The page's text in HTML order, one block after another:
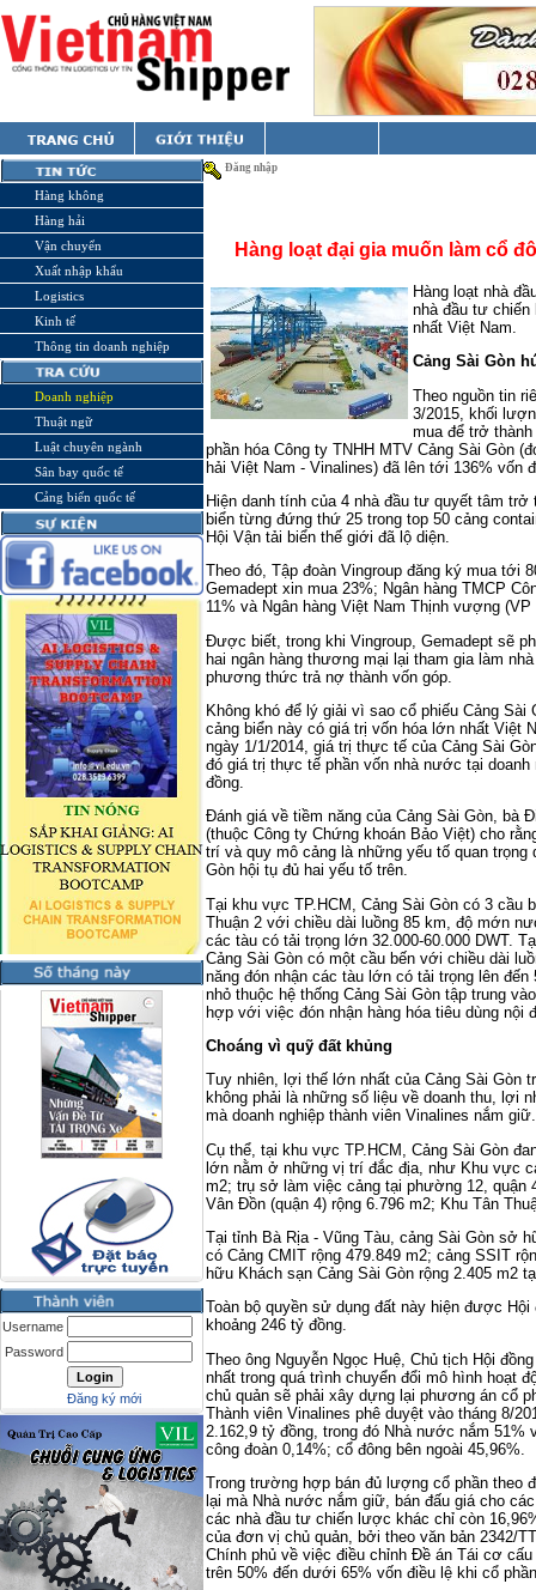
Hàng không
Hàng hải
Vận chuyển
Xuất nhập khẩu
Logistics
Kinh tế
Thông tin doanh nghiệp
Doanh nghiệp
Thuật ngữ
Luật chuyên ngành
Sân bay quốc tế
Cảng biển quốc tế
Username
Password
Đăng ký mới
Đăng nhập
Hàng loạt đại gia muốn làm cổ
Hàng loạt nhà
nhà đầu tư
nhất Việt Nam.
Cảng Sài Gòn
Theo nguồn tin
3/2015, khối
mua để trở
phần hóa Công ty TNHH MTV Cảng Sài Gòn
hải Việt Nam - Vinalines) đã lên tới 136% vốn
Hiện danh tính của 4 nhà đầu tư quyết tâm
biển từng đứng thứ 25 trong top 50 cảng
Hội Vận tải biển thế giới đã lộ diện.
Theo đó, Tập đoàn Vingroup đăng ký mua tới
Gemadept xin mua 23%; Ngân hàng TMCP
11% và Ngân hàng Việt Nam Thịnh vượng
Được biết, trong khi Vingroup, Gemadept sẽ
hai ngân hàng thương mại lại tham gia làm
phương thức trả nợ thành vốn góp.
Không khó để lý giải vì sao cổ phiếu Cảng
cảng biển này có giá trị vốn hóa lớn nhất Việt
ngày 1/1/2014, giá trị thực tế của Cảng Sài
đó giá trị thực tế phần vốn nhà nước tại doanh
đồng.
Đánh giá về tiềm năng của Cảng Sài Gòn, bà
(thuộc Công ty Chứng khoán Bảo Việt) cho
trí và quy mô cảng là những yếu tố quan trọng
Gòn hội tụ đủ hai yếu tố trên.
Tại khu vực TP.HCM, Cảng Sài Gòn có 3 cầu
Thuận 2 với chiều dài luồng 85 km, độ mớn
các tàu có tải trọng lớn 32.000-60.000 DWT.
Cảng Sài Gòn có một cầu bến với chiều dài
năng đón nhận các tàu lớn có tải trọng lên
nhỏ thuộc hệ thống Cảng Sài Gòn tập trung
hợp với việc đón nhận hàng hóa tiêu dùng nội
Choáng vì quỹ đất khủng
Tuy nhiên, lợi thế lớn nhất của Cảng Sài Gòn
không phải là những số liệu về doanh thu, lợi
mà doanh nghiệp thành viên Vinalines nắm giữ.
Cụ thể, tại khu vực TP.HCM, Cảng Sài Gòn
lớn nằm ở những vị trí đắc địa, như Khu vực
m2; trụ sở làm việc cảng tại phường 12, quận
Vân Đồn (quận 4) rộng 6.796 m2; Khu Tân
Tại tỉnh Bà Rịa - Vũng Tàu, cảng Sài Gòn sở
có Cảng CMIT rộng 479.849 m2; cảng SSIT
hữu Khách sạn Cảng Sài Gòn rộng 2.405 m2
Toàn bộ quyền sử dụng đất này hiện được
khoảng 246 tỷ đồng.
Theo ông Nguyễn Ngọc Huệ, Chủ tịch Hội
nhất trong quá trình chuyển đổi mô hình hoạt
chủ quản sẽ phải xây dựng lại phương án cổ
Thành viên Vinalines phê duyệt vào tháng 8/
2.162,9 tỷ đồng, trong đó Nhà nước nắm 51%
công đoàn 0,14%; cổ đông bên ngoài 45,96%.
Trong trường hợp bán đủ lượng cổ phần theo
lại mà Nhà nước nắm giữ, bán đấu giá cho
các nhà đầu tư chiến lược khác chỉ còn
của đơn vị chủ quản, bởi theo văn bản 2342/
Chính phủ về việc điều chỉnh Đề án Tái cơ
trên 50% đến dưới 65% vốn điều lệ khi cổ